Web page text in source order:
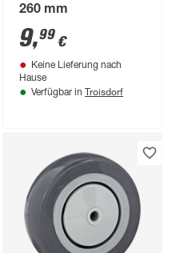
260 mm
9,99 €
Keine Lieferung nach
Hause
Verfügbar in Troisdorf